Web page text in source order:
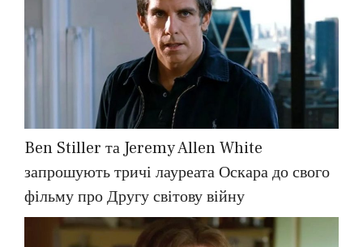
Ben Stiller та Jeremy Allen White
запрошують тричі лауреата Оскара до свого
фільму про Другу світову війну